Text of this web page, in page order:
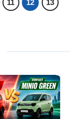
11 12
13